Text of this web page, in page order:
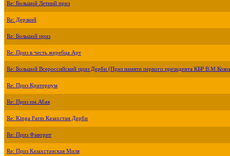
Re: Большой Летний приз
Re: Дерзкий
Re: Большой приз
Re: Приз в честь жеребца Арт
Re: Большой Всероссийский приз Дерби (Приз памяти первого президента КБР
Re: Приз Критериум
Re: Приз им.Абая
Re: Kinga Farm Казахстан Дерби
Re: Приз Фаворит
Re: Приз Казахстанская Миля